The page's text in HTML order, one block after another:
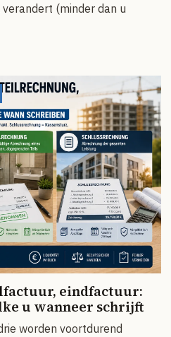
(minder dan u
eindfactuur:
u wanneer schrijft
worden voortdurend